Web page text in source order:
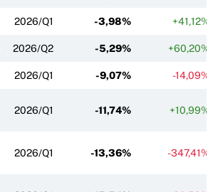
2026/Q1 -3,98% +41,12%
2026/Q2 -5,29% +60,20%
2026/Q1 -9,07% -14,09%
2026/Q1 -11,74% +10,99%
2026/Q1 -13,36% -347,41%